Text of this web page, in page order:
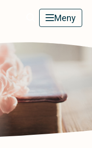
Meny